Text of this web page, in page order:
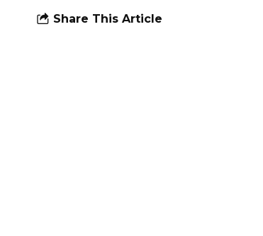
Share This Article